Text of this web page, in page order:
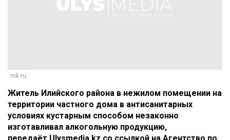
mk.ru
Житель Илийского района в нежилом помещении на
территории частного дома в антисанитарных
условиях кустарным способом незаконно
изготавливал алкогольную продукцию,